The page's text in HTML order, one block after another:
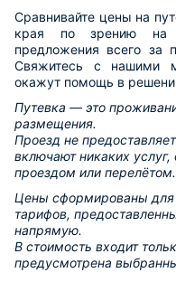
Сравнивайте цены на
края по зрению на
предложения всего за
Свяжитесь с нашими
окажут помощь в
Путевка — это
размещения.
Проезд не
включают никаких
проездом или перелётом.
Цены сформированы для
тарифов,
напрямую.
В стоимость входит
предусмотрена